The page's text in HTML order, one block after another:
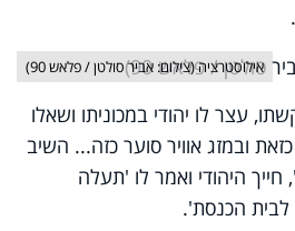
אילוסטרציה (צילום: אביר סולטן / פלאש 90)
עצר לו יהודי במכוניתו ושאלו
ובמזג אוויר סוער כזה... השיב
היהודי ואמר לו 'תעלה
לבית הכנסת'.